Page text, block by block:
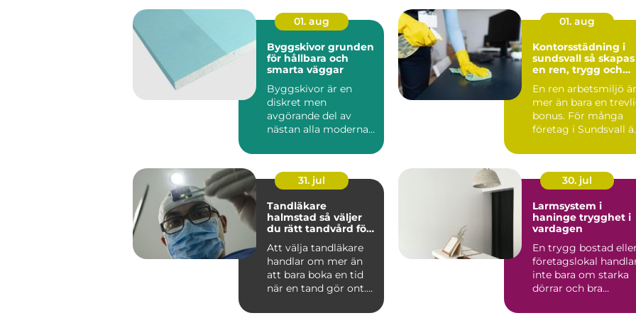
01. aug
Byggskivor grunden
för hållbara och
smarta väggar
Byggskivor är en
diskret men
avgörande del av
nästan alla moderna
sällan när hu...
01. aug
Kontorsstädning i
sundsvall så skapas
en ren, trygg och
En ren arbetsmiljö är
mer än bara en
bonus. För många
företag i Sundsvall
31. jul
Tandläkare
halmstad så väljer
du rätt tandvård för
Att välja tandläkare
handlar om mer än
att bara boka en tid
när en tand gör ont.
tandvå...
30. jul
Larmsystem i
haninge trygghet i
vardagen
En trygg bostad eller
företagslokal
inte bara om starka
dörrar och bra